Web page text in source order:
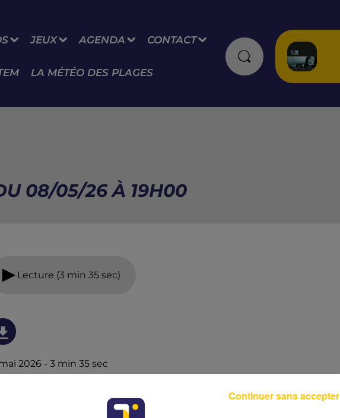
JEUX AGENDA CONTACT
LA MÉTÉO DES PLAGES
08/05/26 À 19H00
Lecture (3 min 35 sec)
2026 - 3 min 35 sec
Continuer sans accepter